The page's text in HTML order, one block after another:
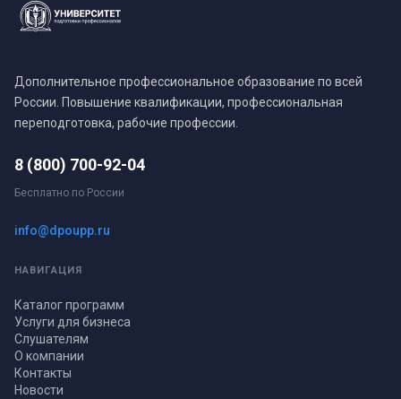
Дополнительное профессиональное образование по всей
России. Повышение квалификации, профессиональная
переподготовка, рабочие профессии.
8 (800) 700-92-04
Бесплатно по России
info@dpoupp.ru
НАВИГАЦИЯ
Каталог программ
Услуги для бизнеса
Слушателям
О компании
Контакты
Новости